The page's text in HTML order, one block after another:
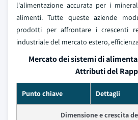
l'alimentazione accurata per i
alimenti. Tutte queste aziende
prodotti per affrontare i crescenti
industriale del mercato estero,
Mercato dei sistemi di
Attributi del
Punto chiave Dettagli
Dimensione e crescita